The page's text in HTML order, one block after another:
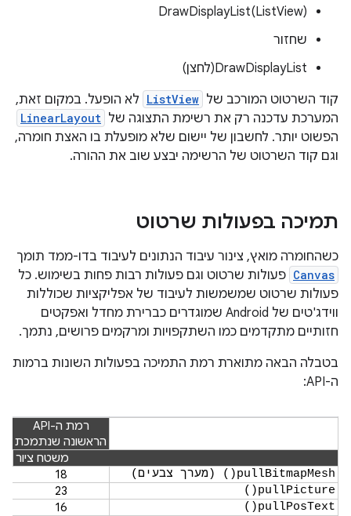
DrawDisplayList(ListView)
שחזור
DrawDisplayList(לחצן)
קוד השרטוט המורכב של ListView לא הופעל. במקום זאת,
המערכת עדכנה רק את רשימת התצוגה של LinearLayout
הפשוט יותר. לחשבון של יישום שלא מופעלת בו האצת חומרה,
וגם קוד השרטוט של הרשימה יבצע שוב את ההורה.
תמיכה בפעולות שרטוט
כשהחומרה מואץ, צינור עיבוד הנתונים לעיבוד בדו-ממד תומך
Canvas פעולות שרטוט וגם פעולות רבות פחות בשימוש. כל
פעולות שרטוט שמשמשות לעיבוד של אפליקציות שכוללות
ווידג'טים של Android שמוגדרים כברירת מחדל ואפקטים
חזותיים מתקדמים כמו השתקפויות ומרקמים פרושים, נתמך.
בטבלה הבאה מתוארת רמת התמיכה בפעולות השונות ברמות
ה-API:
רמת ה-API
הראשונה שנתמכת
משטח ציור
pullBitmapMesh() (מערך צבעים) 18
pullPicture()
23
pullPosText()
16